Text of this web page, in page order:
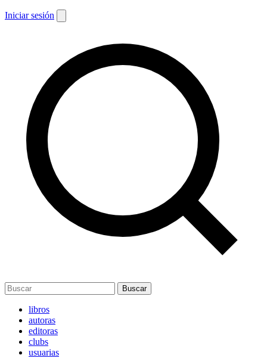
Iniciar sesión
Buscar
libros
autoras
editoras
clubs
usuarias